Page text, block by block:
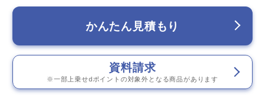
かんたん見積もり
資料請求
※一部上乗せdポイントの対象外となる商品があります